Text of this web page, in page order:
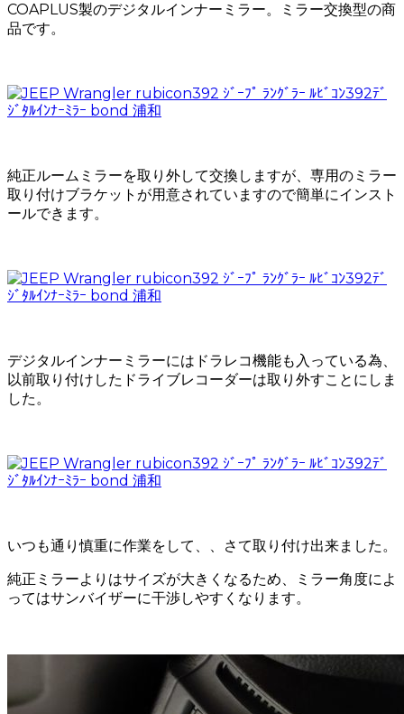
COAPLUS製のデジタルインナーミラー。ミラー交換型の商
品です。
純正ルームミラーを取り外して交換しますが、専用のミラー
取り付けブラケットが用意されていますので簡単にインスト
ールできます。
デジタルインナーミラーにはドラレコ機能も入っている為、
以前取り付けしたドライブレコーダーは取り外すことにしま
した。
いつも通り慎重に作業をして、、さて取り付け出来ました。
純正ミラーよりはサイズが大きくなるため、ミラー角度によ
ってはサンバイザーに干渉しやすくなります。